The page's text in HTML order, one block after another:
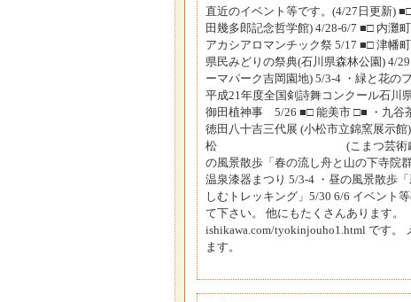
直近のイベント等です。(4/27日更新)
田幾多郎記念哲学館) 4/28-6/7 ■□ 内
アカシアロマンチック祭 5/17 ■□ 津
県民みどりの祭典(石川県森林公園) 4/
ーマパーク吉岡園地) 5/3-4 ・緑と花の
平成21年度全国剣詩舞コンクール石川
御田植神事 5/26 ■□ 能美市 □■ ・九谷
徳田八十吉三代展 (小松市立錦窯展示
松 (こまつ芸術劇場うらら) 5/
の風景散歩「春の流し舟と山の下寺院
温泉漆器まつり 5/3-4 ・昼の風景散歩
しむトレッキング」5/30 6/6 イベント
て下さい。 他にもたくさんあります
ishikawa.com/tyokinjouho1.html です。
ます。